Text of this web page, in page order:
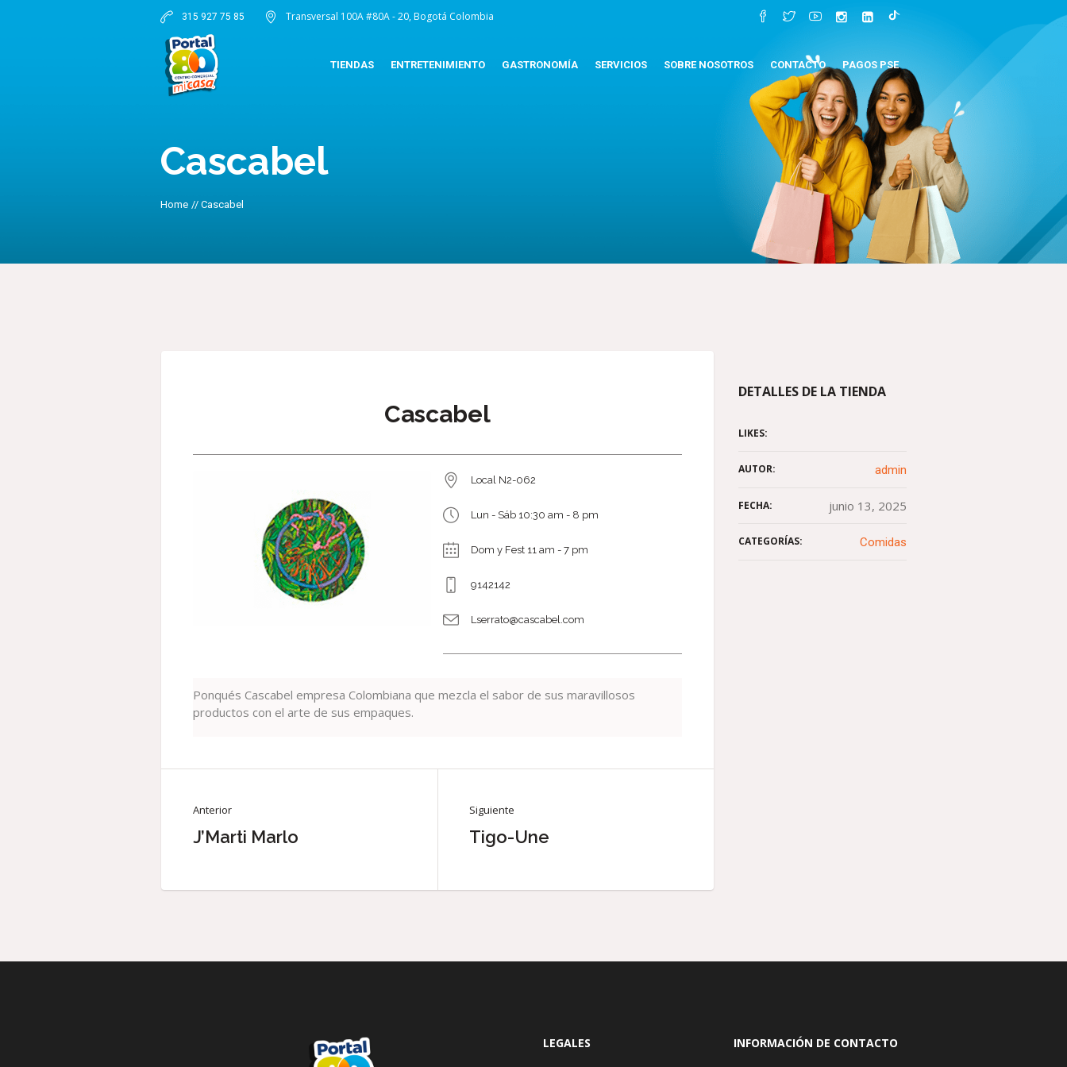
315 927 75 85 Transversal 100A #80A - 20, Bogotá Colombia
TIENDAS ENTRETENIMIENTO GASTRONOMÍA SERVICIOS SOBRE NOSOTROS CONTACTO PAGOS PSE
Cascabel
Home // Cascabel
Cascabel
Local N2-062
Lun - Sáb 10:30 am - 8 pm
Dom y Fest 11 am - 7 pm
9142142
Lserrato@cascabel.com
Ponqués Cascabel empresa Colombiana que mezcla el sabor de sus maravillosos
productos con el arte de sus empaques.
Anterior
J’Marti Marlo
Siguiente
Tigo-Une
DETALLES DE LA TIENDA
LIKES:
AUTOR: admin
FECHA: junio 13, 2025
CATEGORÍAS: Comidas
LEGALES INFORMACIÓN DE CONTACTO